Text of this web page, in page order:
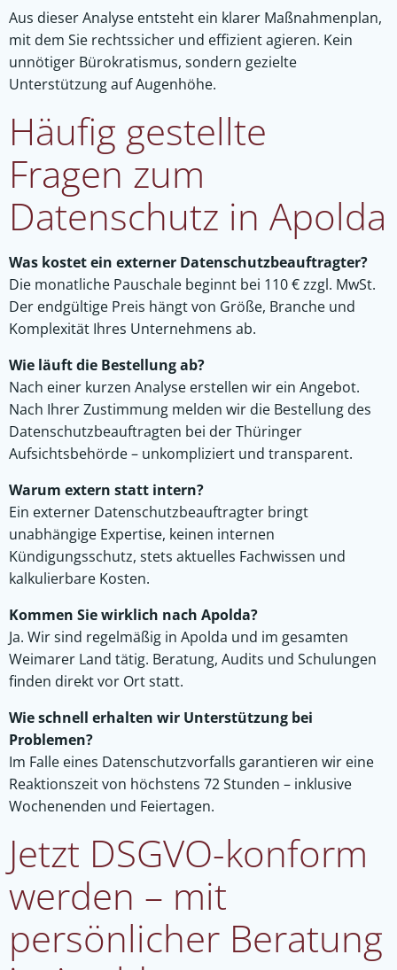
Aus dieser Analyse entsteht ein klarer Maßnahmenplan,
mit dem Sie rechtssicher und effizient agieren. Kein
unnötiger Bürokratismus, sondern gezielte
Unterstützung auf Augenhöhe.
Häufig gestellte
Fragen zum
Datenschutz in Apolda
Was kostet ein externer Datenschutzbeauftragter?
Die monatliche Pauschale beginnt bei 110 € zzgl. MwSt.
Der endgültige Preis hängt von Größe, Branche und
Komplexität Ihres Unternehmens ab.
Wie läuft die Bestellung ab?
Nach einer kurzen Analyse erstellen wir ein Angebot.
Nach Ihrer Zustimmung melden wir die Bestellung des
Datenschutzbeauftragten bei der Thüringer
Aufsichtsbehörde – unkompliziert und transparent.
Warum extern statt intern?
Ein externer Datenschutzbeauftragter bringt
unabhängige Expertise, keinen internen
Kündigungsschutz, stets aktuelles Fachwissen und
kalkulierbare Kosten.
Kommen Sie wirklich nach Apolda?
Ja. Wir sind regelmäßig in Apolda und im gesamten
Weimarer Land tätig. Beratung, Audits und Schulungen
finden direkt vor Ort statt.
Wie schnell erhalten wir Unterstützung bei
Problemen?
Im Falle eines Datenschutzvorfalls garantieren wir eine
Reaktionszeit von höchstens 72 Stunden – inklusive
Wochenenden und Feiertagen.
Jetzt DSGVO-konform
werden – mit
persönlicher Beratung